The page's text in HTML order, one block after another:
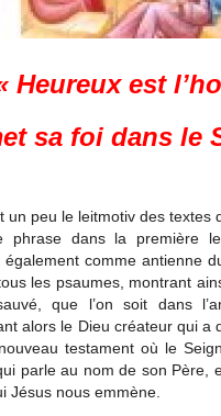
Heureux est
sa foi dans le
le leitmotiv des textes
phrase dans la première
également comme antienne
les psaumes, montrant
que l’on soit dans
alors le Dieu créateur qui a
testament où le
parle au nom de son Père,
Jésus nous emmène.